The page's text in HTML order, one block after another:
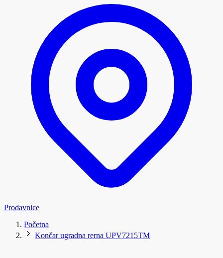
Prodavnice
Početna
Končar ugradna rerna UPV7215TM